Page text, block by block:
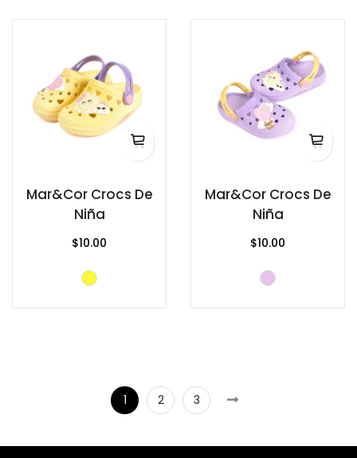
Mar&Cor Crocs De
Niña
$10.00
Mar&Cor Crocs De
Niña
$10.00
1 2 3